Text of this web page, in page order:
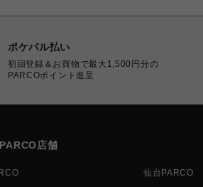
ポケパル払い
初回登録＆お買物で最大1,500円分の
PARCOポイント進呈
店舗
仙台PARCO